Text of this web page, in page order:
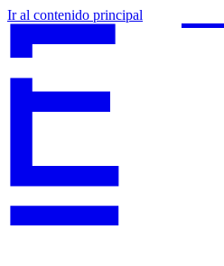
Ir al contenido principal